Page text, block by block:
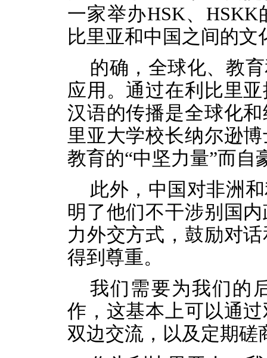
一家举办HSK、
比里亚和中国之间的文
的确，全球化、教
应用。通过在利比里
汉语的传播是全球化
里亚大学校长纳尔逊
教育的“中坚力量”而自
此外，中国对非洲
明了他们不干涉别国
力外交方式，鼓励对
得到尊重。
我们需要为我们的
作，这基本上可以通
双边交流，以及定期磋